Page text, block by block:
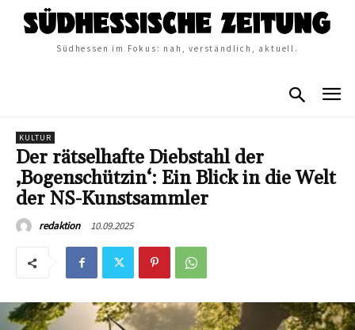
Südhessen im Fokus: nah, verständlich, aktuell.
KULTUR
Der rätselhafte Diebstahl der
‚Bogenschützin‘: Ein Blick in die Welt
der NS-Kunstsammler
redaktion 10.09.2025